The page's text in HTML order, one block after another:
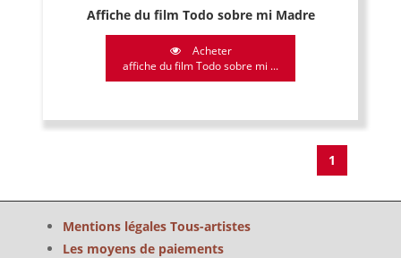
Affiche du film Todo sobre mi Madre
Acheter
affiche du film Todo sobre mi ...
1
Mentions légales Tous-artistes
Les moyens de paiements